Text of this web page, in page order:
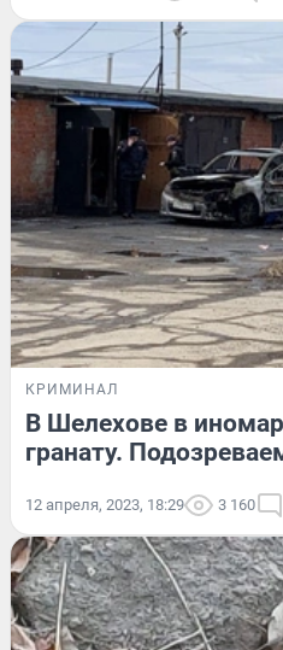
КРИМИНАЛ
В Шелехове в
гранату.
12 апреля, 2023, 18:29 3 160